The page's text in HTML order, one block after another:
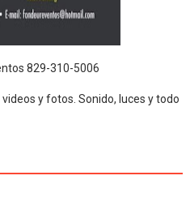
829-310-5006
y fotos. Sonido, luces y todo